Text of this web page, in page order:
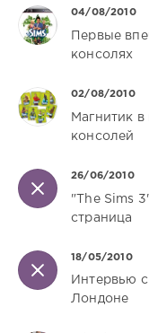
04/08/2010
Первые
консолях
02/08/2010
Магнитик в
консолей
26/06/2010
"The Sims
страница
18/05/2010
Интервью
Лондоне